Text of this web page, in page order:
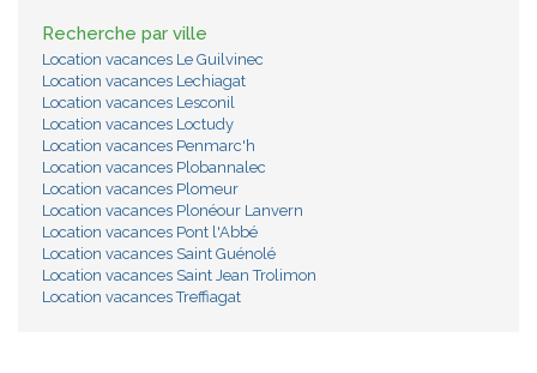
Recherche par ville
Location vacances Le Guilvinec
Location vacances Lechiagat
Location vacances Lesconil
Location vacances Loctudy
Location vacances Penmarc'h
Location vacances Plobannalec
Location vacances Plomeur
Location vacances Plonéour Lanvern
Location vacances Pont l'Abbé
Location vacances Saint Guénolé
Location vacances Saint Jean Trolimon
Location vacances Treffiagat